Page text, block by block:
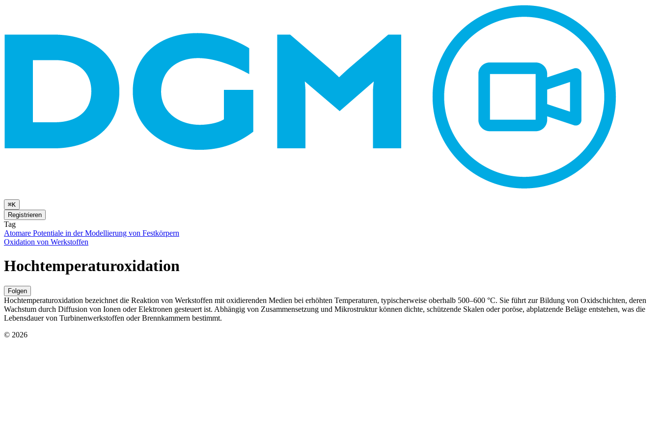
⌘K
Registrieren
Tag
Atomare Potentiale in der Modellierung von Festkörpern
Oxidation von Werkstoffen
Hochtemperaturoxidation
Folgen
Hochtemperaturoxidation bezeichnet die Reaktion von Werkstoffen mit oxidierenden Medien bei erhöhten Temperaturen, typischerweise oberhalb 500–600 °C. Sie führt zur Bildung von Oxidschichten, deren
Wachstum durch Diffusion von Ionen oder Elektronen gesteuert ist. Abhängig von Zusammensetzung und Mikrostruktur können dichte, schützende Skalen oder poröse, abplatzende Beläge entstehen, was die
Lebensdauer von Turbinenwerkstoffen oder Brennkammern bestimmt.
© 2026